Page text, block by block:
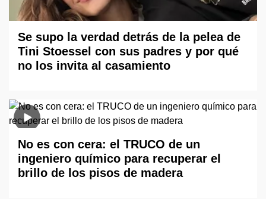
Se supo la verdad detrás de la pelea de
Tini Stoessel con sus padres y por qué
no los invita al casamiento
No es con cera: el TRUCO de un
ingeniero químico para recuperar el
brillo de los pisos de madera